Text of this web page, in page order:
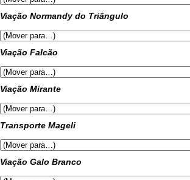
Viação Normandy do Triângulo
Viação Falcão
Viação Mirante
Transporte Mageli
Viação Galo Branco